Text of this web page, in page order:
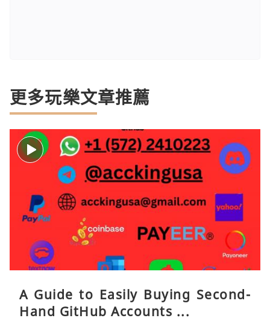
更多玩樂文章推薦
A Guide to Easily Buying Second-
Hand GitHub Accounts ...